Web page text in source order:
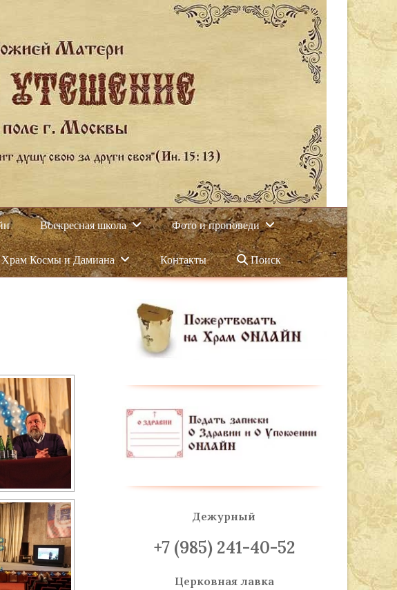
Воскресная школа Фото и проповеди
Храм Космы и Дамиана Контакты Поиск
Дежурный
+7 (985) 241-40-52
Церковная лавка